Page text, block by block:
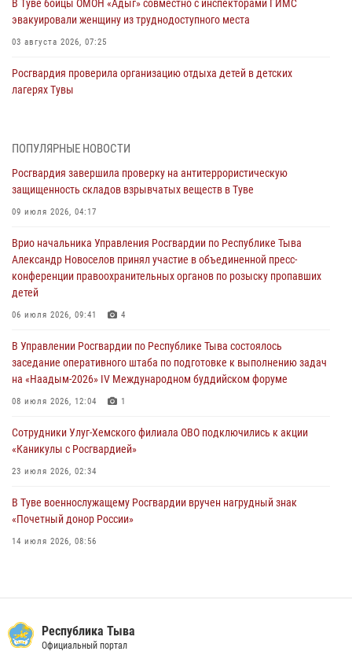
В Туве бойцы ОМОН «Адыг» совместно с инспекторами ГИМС
эвакуировали женщину из труднодоступного места
03 августа 2026, 07:25
Росгвардия проверила организацию отдыха детей в детских
лагерях Тувы
Сотрудники вневедомственной охраны приняли участие в акции
29 июля 2026, 09:41
26 сигналов «Тревога» с автотранспортов отработали экипажи
29 июля 2026, 08:37
В Туве офицер Росгвардии подвела итоги юбилейного личного
забега
28 июля 2026, 07:48
Росгвардеец стал бронзовым призером Чемпионата Тувы по
национальной игре - стрельбе из традиционного лука
ПОПУЛЯРНЫЕ НОВОСТИ
Росгвардия завершила проверку на антитеррористическую
защищенность складов взрывчатых веществ в Туве
09 июля 2026, 04:17
Врио начальника Управления Росгвардии по Республике Тыва
Александр Новоселов принял участие в объединенной пресс-
конференции правоохранительных органов по розыску пропавших
детей
06 июля 2026, 09:41 4
В Управлении Росгвардии по Республике Тыва состоялось
заседание оперативного штаба по подготовке к выполнению задач
на «Наадым-2026» IV Международном буддийском форуме
08 июля 2026, 12:04 1
Сотрудники Улуг-Хемского филиала ОВО подключились к акции
«Каникулы с Росгвардией»
23 июля 2026, 02:34
В Туве военнослужащему Росгвардии вручен нагрудный знак
«Почетный донор России»
14 июля 2026, 08:56
Инспекторы Росгвардии приняли участие в процедуре регистрации
Республика Тыва
Официальный портал